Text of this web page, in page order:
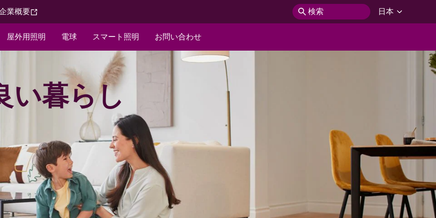
業概要​ 検索 日本
屋外用照明​ 電球​ スマート照明 お問い合わせ​
い暮らし